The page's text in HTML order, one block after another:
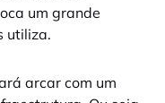
um grande
utiliza.
arcar com um